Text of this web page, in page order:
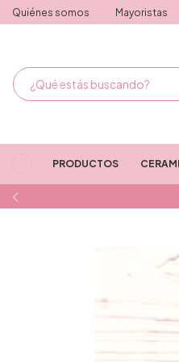
Quiénes somos Mayoristas
PRODUCTOS